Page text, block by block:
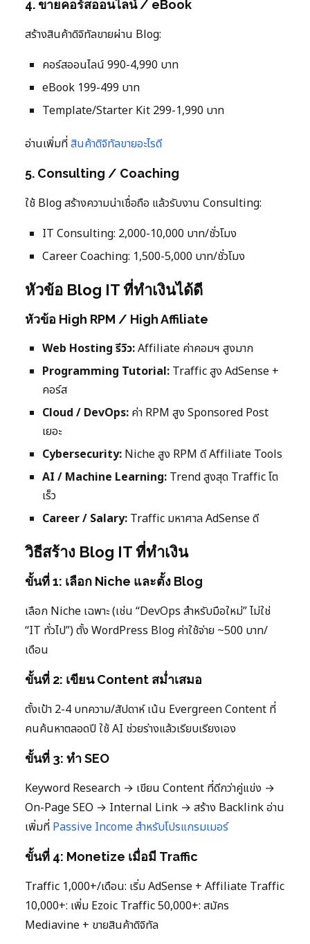
4. ขายคอร์สออนไลน์ / eBook
สร้างสินค้าดิจิทัลขายผ่าน Blog:
คอร์สออนไลน์ 990-4,990 บาท
eBook 199-499 บาท
Template/Starter Kit 299-1,990 บาท
อ่านเพิ่มที่สินค้าดิจิทัลขายอะไรดี
5. Consulting / Coaching
ใช้ Blog สร้างความน่าเชื่อถือ แล้วรับงาน Consulting:
IT Consulting: 2,000-10,000 บาท/ชั่วโมง
Career Coaching: 1,500-5,000 บาท/ชั่วโมง
หัวข้อ Blog IT ที่ทำเงินได้ดี
หัวข้อ High RPM / High Affiliate
Web Hosting รีวิว:Affiliate ค่าคอมฯ สูงมาก
Programming Tutorial: Traffic สูง AdSense +
คอร์ส
Cloud / DevOps: ค่า RPM สูง Sponsored Post
เยอะ
Cybersecurity: Niche สูง RPM ดี Affiliate Tools
AI / Machine Learning: Trend สูงสุด Traffic โต
เร็ว
Career / Salary: Traffic มหาศาล AdSense ดี
วิธีสร้าง Blog IT ที่ทำเงิน
ขั้นที่ 1: เลือก Niche และตั้ง Blog
เลือก Niche เฉพาะ (เช่น “DevOps สำหรับมือใหม่” ไม่ใช่
“IT ทั่วไป”) ตั้ง WordPress Blog ค่าใช้จ่าย ~500 บาท/
เดือน
ขั้นที่ 2: เขียน Content สม่ำเสมอ
ตั้งเป้า 2-4 บทความ/สัปดาห์ เน้น Evergreen Content ที่
คนค้นหาตลอดปี ใช้ AI ช่วยร่างแล้วเรียบเรียงเอง
ขั้นที่ 3: ทำ SEO
Keyword Research → เขียน Content ที่ดีกว่าคู่แข่ง →
On-Page SEO → Internal Link → สร้าง Backlink อ่าน
เพิ่มที่ Passive Income สำหรับโปรแกรมเมอร์
ขั้นที่ 4: Monetize เมื่อมี Traffic
Traffic 1,000+/เดือน: เริ่ม AdSense + Affiliate Traffic
10,000+: เพิ่ม Ezoic Traffic 50,000+: สมัคร
Mediavine + ขายสินค้าดิจิทัล